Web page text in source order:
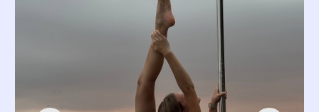
к школе, а родители могут быть
и безопасность ребёнка.
Обучение и воспитание
выстроены так, чтобы будни
были наполнены пользой,
а выходные оставались
временем для семьи.